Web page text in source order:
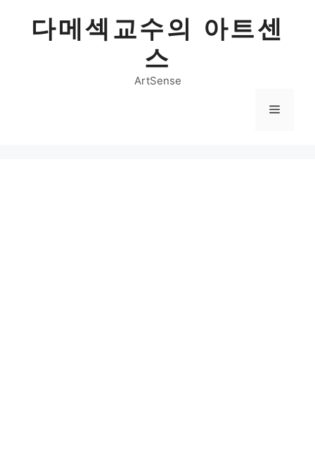
다메섹교수의 아트센
스
ArtSense
Menu